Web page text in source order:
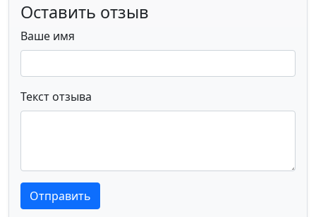
Оставить отзыв
Ваше имя
Текст отзыва
Текст отзыва
Текст отзыва
Отправить